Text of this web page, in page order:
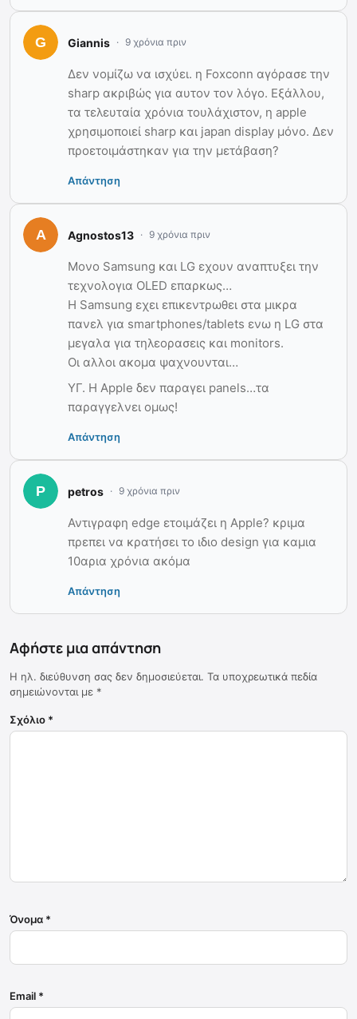
Giannis 9 χρόνια πριν
Δεν νομίζω να ισχύει. η Foxconn αγόρασε την
sharp ακριβώς για αυτον τον λόγο. Εξάλλου,
τα τελευταία χρόνια τουλάχιστον, η apple
χρησιμοποιεί sharp και japan display μόνο. Δεν
προετοιμάστηκαν για την μετάβαση?
Απάντηση
Agnostos13 9 χρόνια πριν
Μονο Samsung και LG εχουν αναπτυξει την
τεχνολογια OLED επαρκως…
Η Samsung εχει επικεντρωθει στα μικρα
πανελ για smartphones/tablets ενω η LG στα
μεγαλα για τηλεορασεις και monitors.
Οι αλλοι ακομα ψαχνουνται…
ΥΓ. Η Apple δεν παραγει panels…τα
παραγγελνει ομως!
Απάντηση
petros 9 χρόνια πριν
Αντιγραφη edge ετοιμάζει η Apple? κριμα
πρεπει να κρατήσει το ιδιο design για καμια
10αρια χρόνια ακόμα
Απάντηση
Αφήστε μια απάντηση
Η ηλ. διεύθυνση σας δεν δημοσιεύεται. Τα υποχρεωτικά πεδία
σημειώνονται με *
Σχόλιο *
Όνομα *
Email *